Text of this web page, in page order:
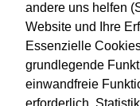
andere uns helfen
Website und Ihre
Essenzielle
grundlegende
einwandfreie
Wir treten für einen
Alkohol ein.